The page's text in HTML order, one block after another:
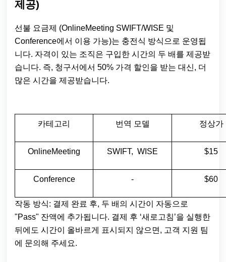
제공)
선불 요금제 (OnlineMeeting SWIFT/WISE 및
Conference에서 이용 가능)는 충전식 방식으로 운영됩
니다. 자격이 있는 조직은 구입한 시간의 두 배를 제공받
습니다. 즉, 청구서에서 50% 가격 할인을 받는 대신, 더
많은 시간을 제공받습니다.
카테고리 번역 모델 정상가
OnlineMeeting SWIFT, WISE $15
Conference - $60
작동 방식: 결제 완료 후, 두 배의 시간이 자동으로
"Pass" 잔액에 추가됩니다. 결제 후 ‘새로고침’을 실행한
뒤에도 시간이 올바르게 표시되지 않으면, 고객 지원 팀
에 문의해 주세요.